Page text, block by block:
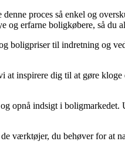
proces så enkel og
erfarne boligkøbere, så du
boligpriser til indretning og
inspirere dig til at gøre
opnå indsigt i
værktøjer, du behøver for at